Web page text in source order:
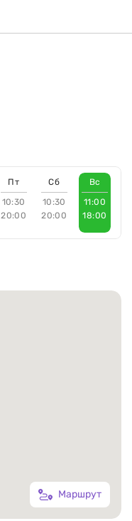
Маршрут
Пт
10:30
20:00
Сб
10:30
20:00
Вс
11:00
18:00